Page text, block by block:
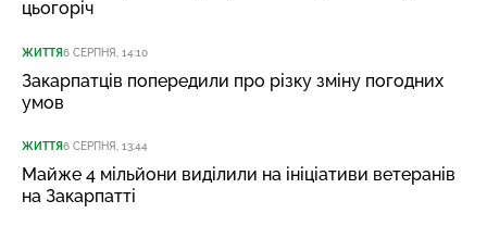
цьогоріч
ЖИТТЯ6 СЕРПНЯ, 14:10
Закарпатців попередили про різку зміну погодних
умов
ЖИТТЯ6 СЕРПНЯ, 13:44
Майже 4 мільйони виділили на ініціативи ветеранів
на Закарпатті